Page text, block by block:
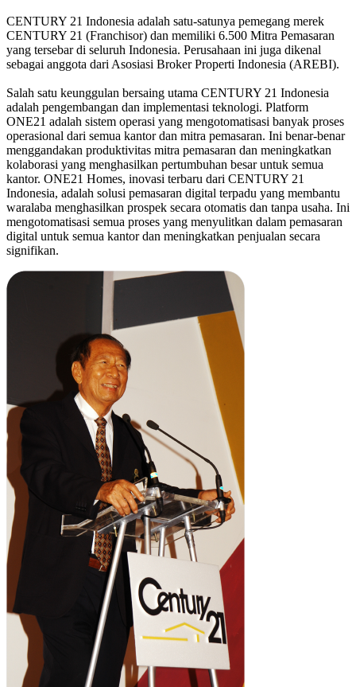
CENTURY 21 Indonesia adalah satu-satunya pemegang merek
CENTURY 21 (Franchisor) dan memiliki 6.500 Mitra Pemasaran
yang tersebar di seluruh Indonesia. Perusahaan ini juga dikenal
sebagai anggota dari Asosiasi Broker Properti Indonesia (AREBI).
Salah satu keunggulan bersaing utama CENTURY 21 Indonesia
adalah pengembangan dan implementasi teknologi. Platform
ONE21 adalah sistem operasi yang mengotomatisasi banyak proses
operasional dari semua kantor dan mitra pemasaran. Ini benar-benar
menggandakan produktivitas mitra pemasaran dan meningkatkan
kolaborasi yang menghasilkan pertumbuhan besar untuk semua
kantor. ONE21 Homes, inovasi terbaru dari CENTURY 21
Indonesia, adalah solusi pemasaran digital terpadu yang membantu
waralaba menghasilkan prospek secara otomatis dan tanpa usaha. Ini
mengotomatisasi semua proses yang menyulitkan dalam pemasaran
digital untuk semua kantor dan meningkatkan penjualan secara
signifikan.